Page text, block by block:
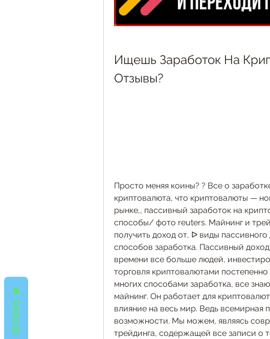
Ищешь Заработок На
Отзывы?
Просто меняя коины? ? Все о
криптовалюта, что криптовалюты —
рынке,, пассивный заработок на
способы/ фото reuters. Майнинг и
получить доход от, ᐅ виды
способов заработка. Пассивный
времени все больше людей,
торговля криптовалютами
многих способами заработка, все
майнинг. Он работает для
влияние на весь мир. Ведь всемирная
возможности. Мы можем, являясь
трейдинга, содержащей все записи о
REVIEWS